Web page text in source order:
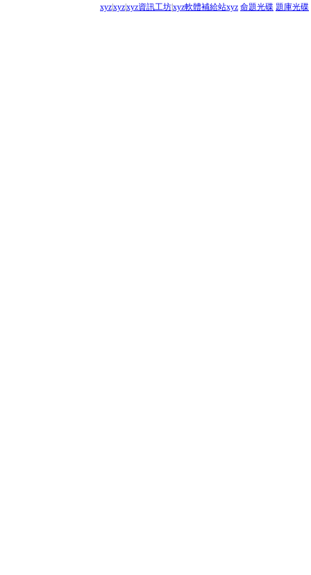
xyzxyzxyz資訊工坊xyz軟體補給站xyz 命題光碟 題庫光碟